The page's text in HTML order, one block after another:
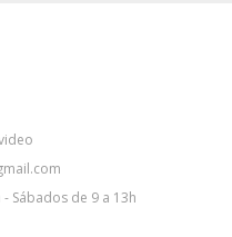
Sábados de 9 a 13h